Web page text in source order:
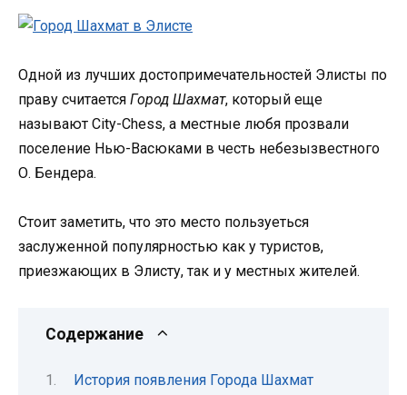
Одной из лучших достопримечательностей Элисты по
праву считается Город Шахмат, который еще
называют City-Chess, а местные любя прозвали
поселение Нью-Васюками в честь небезызвестного
О. Бендера.
Стоит заметить, что это место пользуеться
заслуженной популярностью как у туристов,
приезжающих в Элисту, так и у местных жителей.
Содержание
История появления Города Шахмат